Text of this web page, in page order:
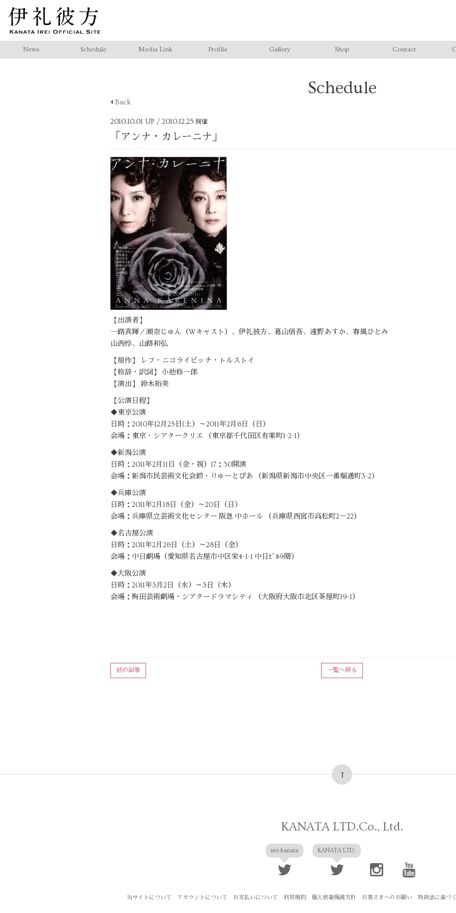
News Schedule Media Link Profile Gallery Shop Contact
Schedule
Back
2010.10.01 UP / 2010.12.25 開催
「アンナ・カレーニナ」
【出演者】
一路真輝／瀬奈じゅん（Wキャスト）、伊礼彼方、葛山信吾、遠野あすか、春風ひとみ
山西惇、山路和弘
【原作】 レフ・ニコライビッチ・トルストイ
【修辞・訳詞】 小池修一郎
【演出】 鈴木裕美
【公演日程】
◆東京公演
日時：2010年12月25日(土）～2011年2月6日（日）
会場：東京・シアタークリエ （東京都千代田区有楽町1-2-1）
◆新潟公演
日時：2011年2月11日（金・祝）17：30開演
会場：新潟市民芸術文化会館・りゅーとぴあ （新潟県新潟市中央区一番堀通町3-2）
◆兵庫公演
日時：2011年2月18日（金）～20日（日）
会場：兵庫県立芸術文化センター 阪急 中ホール （兵庫県西宮市高松町2－22）
◆名古屋公演
日時：2011年2月26日（土）～28日（金）
会場：中日劇場（愛知県名古屋市中区栄4-1-1 中日ﾋﾞﾙ9階）
◆大阪公演
日時：2011年3月2日（水）～3日（木）
会場：梅田芸術劇場・シアタードラマシティ （大阪府大阪市北区茶屋町19-1）
一覧へ戻る
前の記事
KANATA LTD.Co., Ltd.
irei kanata KANATA LTD.
当サイトについて アカウントについて お支払いについて 利用規約 個人情報保護方針 お客さまへのお願い 特商法に基づ